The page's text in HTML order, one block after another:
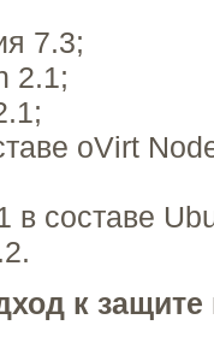
7.3;
2.1;
oVirt
в составе
к защите